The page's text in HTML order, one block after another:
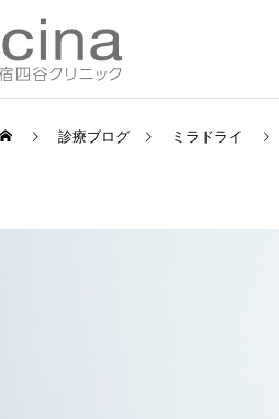
診療ブログ ミラドライ